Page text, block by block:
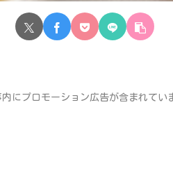
内にプロモーション広告が含まれてい